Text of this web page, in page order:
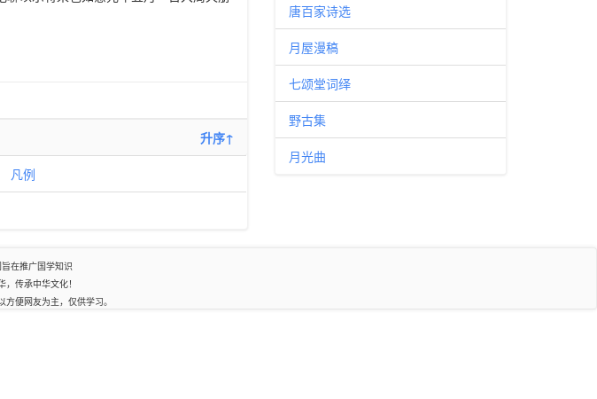
升序↑
凡例
唐百家诗选
月屋漫稿
七颂堂词绎
野古集
月光曲
在推广国学知识
，传承中华文化！
方便网友为主，仅供学习。